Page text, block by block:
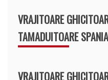
VRAJITOARE
TAMADUITOARE SPANIA
VRAJITOARE